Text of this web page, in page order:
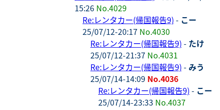
15:26 No.4029
Re:レンタカー(帰国報告9) - こー
25/07/12-20:17 No.4030
Re:レンタカー(帰国報告9) - たけ
25/07/12-21:37 No.4031
Re:レンタカー(帰国報告9) - みう
25/07/14-14:09 No.4036
Re:レンタカー(帰国報告9) - こー
25/07/14-23:33 No.4037